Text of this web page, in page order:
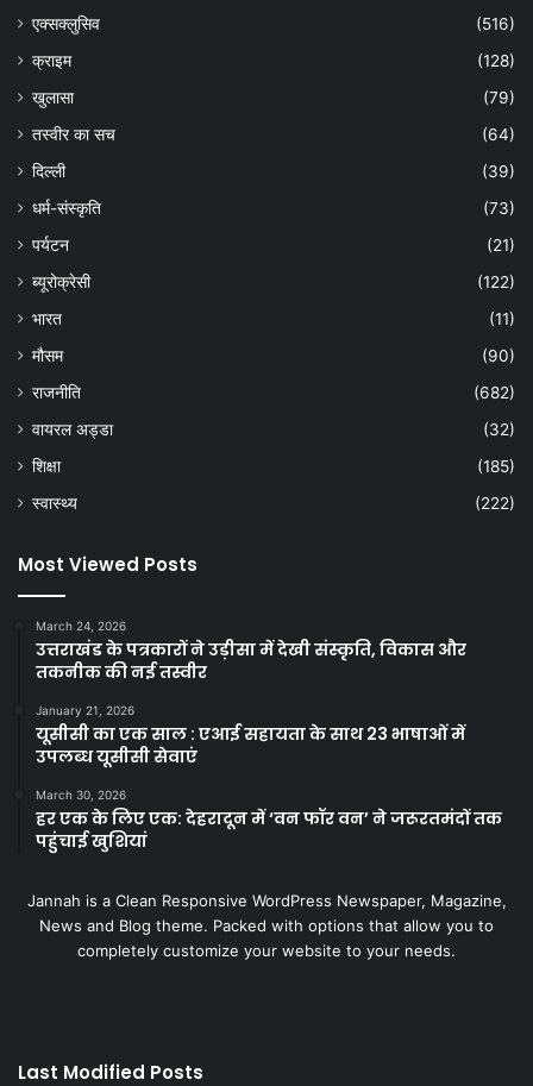
एक्सक्लुसिव
(516)
क्राइम
(128)
खुलासा
(79)
तस्वीर का सच
(64)
दिल्ली
(39)
धर्म-संस्कृति
(73)
पर्यटन
(21)
ब्यूरोक्रेसी
(122)
भारत
(11)
मौसम
(90)
राजनीति
(682)
वायरल अड्डा
(32)
शिक्षा
(185)
स्वास्थ्य
(222)
Most Viewed Posts
March 24, 2026
उत्तराखंड के पत्रकारों ने उड़ीसा में देखी संस्कृति, विकास और
तकनीक की नई तस्वीर
January 21, 2026
यूसीसी का एक साल : एआई सहायता के साथ 23 भाषाओं में
उपलब्ध यूसीसी सेवाएं
March 30, 2026
हर एक के लिए एक: देहरादून में ‘वन फॉर वन’ ने जरूरतमंदों तक
पहुंचाई खुशियां
Jannah is a Clean Responsive WordPress Newspaper, Magazine,
News and Blog theme. Packed with options that allow you to
completely customize your website to your needs.
Last Modified Posts